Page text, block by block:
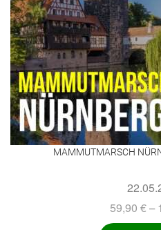
MAMMUTMARSCH
59,90 € –